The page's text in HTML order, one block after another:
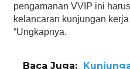
pengamanan VVIP ini
kelancaran kunjungan
“Ungkapnya.
Baca Juga: